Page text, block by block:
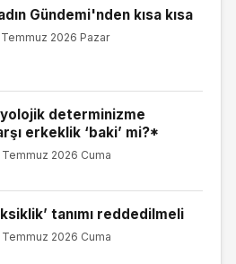
Gündemi'nden kısa kısa
Temmuz 2026 Pazar
determinizme
erkeklik ‘baki’ mi?*
Temmuz 2026 Cuma
tanımı reddedilmeli
Temmuz 2026 Cuma